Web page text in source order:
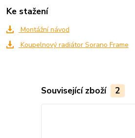
Ke stažení
Montážní návod
Koupelnový radiátor Sorano Frame
Související zboží 2